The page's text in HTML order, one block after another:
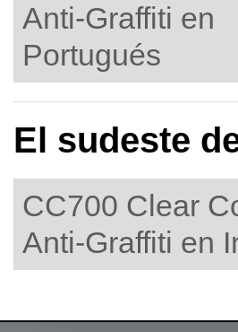
Anti-Graffiti en
Portugués
El sudeste
CC700 Clear
Anti-Graffiti en